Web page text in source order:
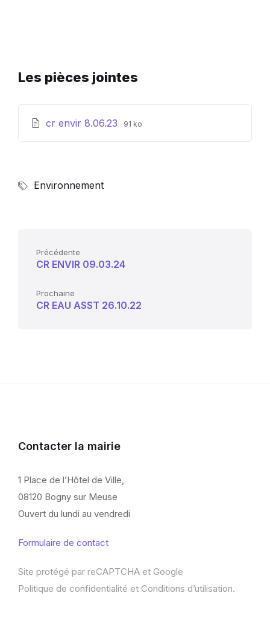
Les pièces jointes
cr envir 8.06.23 Extension
Taille
91 ko
Environnement
Précédente
CR ENVIR 09.03.24
Prochaine
CR EAU ASST 26.10.22
Contacter la mairie
1 Place de l’Hôtel de Ville,
08120 Bogny sur Meuse
Ouvert du lundi au vendredi
Formulaire de contact
Site protégé par reCAPTCHA et Google
Politique de confidentialité et Conditions d’utilisation.